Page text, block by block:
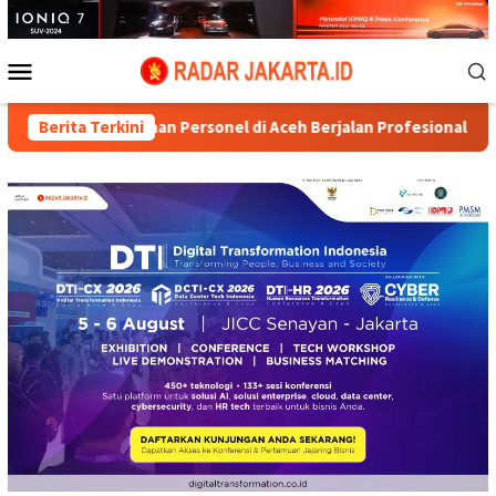
Loncat
ke
Mobile
Berita TerkiniPersonel di Aceh Berjalan Profesional dan